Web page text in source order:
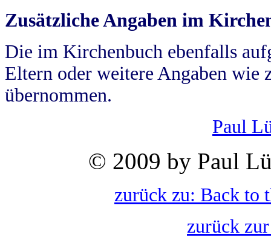
Zusätzliche Angaben im
Die im Kirchenbuch ebenfalls
Eltern oder weitere Angaben wie
übernommen.
Paul
© 2009 by Paul
zurück zu: Back to
zurück